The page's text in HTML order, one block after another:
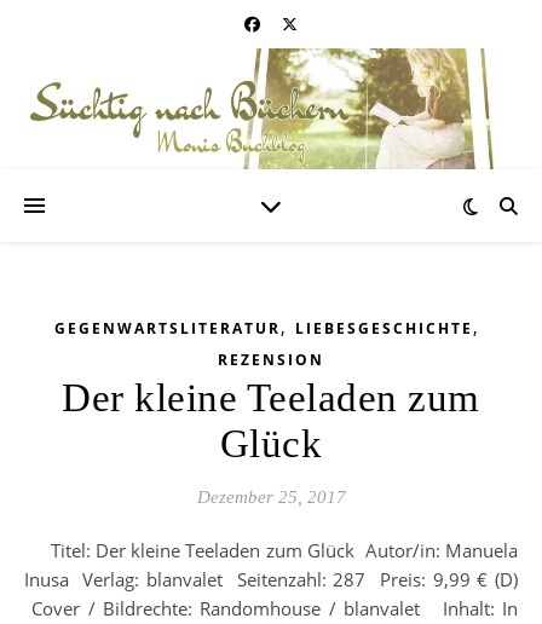
GEGENWARTSLITERATUR, LIEBESGESCHICHTE ,
REZENSION
Der kleine Teeladen zum
Glück
Dezember 25, 2017
Titel: Der kleine Teeladen zum Glück Autor/in: Manuela
Inusa Verlag: blanvalet Seitenzahl: 287 Preis: 9,99 € (D)
Cover / Bildrechte: Randomhouse / blanvalet Inhalt: In